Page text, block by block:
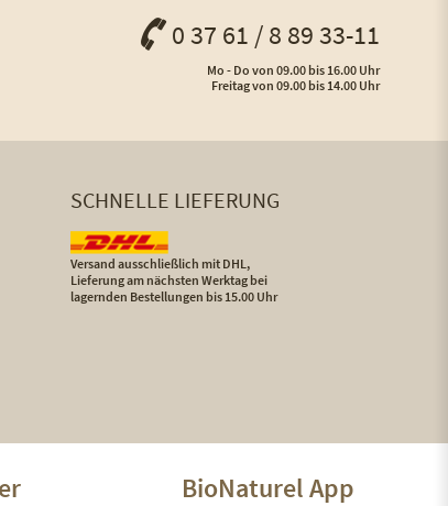
0 37 61 / 8 89 33-11
Mo - Do von 09.00 bis 16.00 Uhr
Freitag von 09.00 bis 14.00 Uhr
SCHNELLE LIEFERUNG
Versand ausschließlich mit DHL,
Lieferung am nächsten Werktag bei
lagernden Bestellungen bis 15.00 Uhr
BioNaturel App